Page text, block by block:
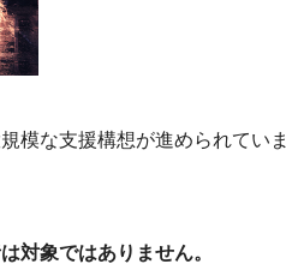
模な支援構想が進められていま
対象ではありません。